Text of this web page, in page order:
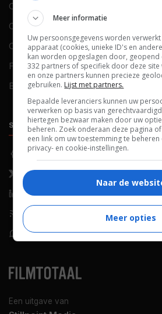
Een uitgave van
Contact
Over ons
Colofon
FAQ
Blog
SOCIALS
Facebook
X (Twitter)
LinkedIn
RSS-feed
WhatsApp
Films
Meer informatie
Uw persoonsgegevens worden
apparaat (cookies, unieke ID's en
kan worden opgeslagen door,
332 partners of specifiek door deze site
en onze partners kunnen precieze
gebruiken. Lijst met partners.
Bepaalde leveranciers kunnen uw
verwerken op basis van
hiertegen bezwaar maken door uw
beheren. Zoek onderaan deze pagina
een link om uw toestemming te
privacy- en cookie-instellingen.
Naar de
Meer opties